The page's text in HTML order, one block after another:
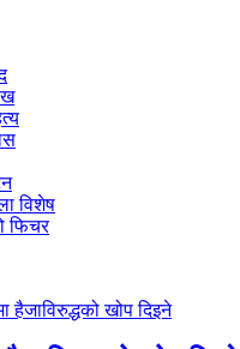
विशेष
फिचर
हैजाविरुद्धको खोप दिइने